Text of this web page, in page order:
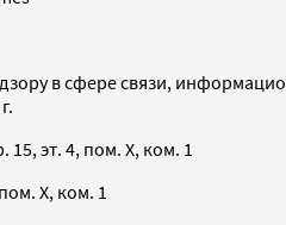
в сфере связи,
эт. 4, пом. X, ком. 1
X, ком. 1